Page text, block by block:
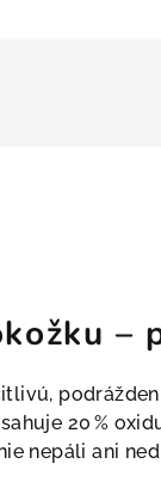
–
20 %
nepáli ani